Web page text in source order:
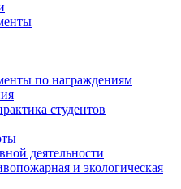
по награждениям
студентов
деятельности
и экологическая